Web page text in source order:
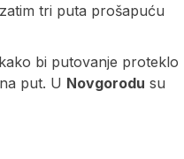
tri puta prošapuću
bi putovanje proteklo
put. U Novgorodu su